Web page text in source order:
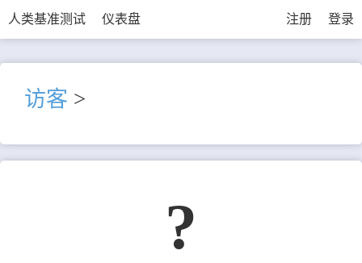
人类基准测试 仪表盘 注册 登录
访客 >
?